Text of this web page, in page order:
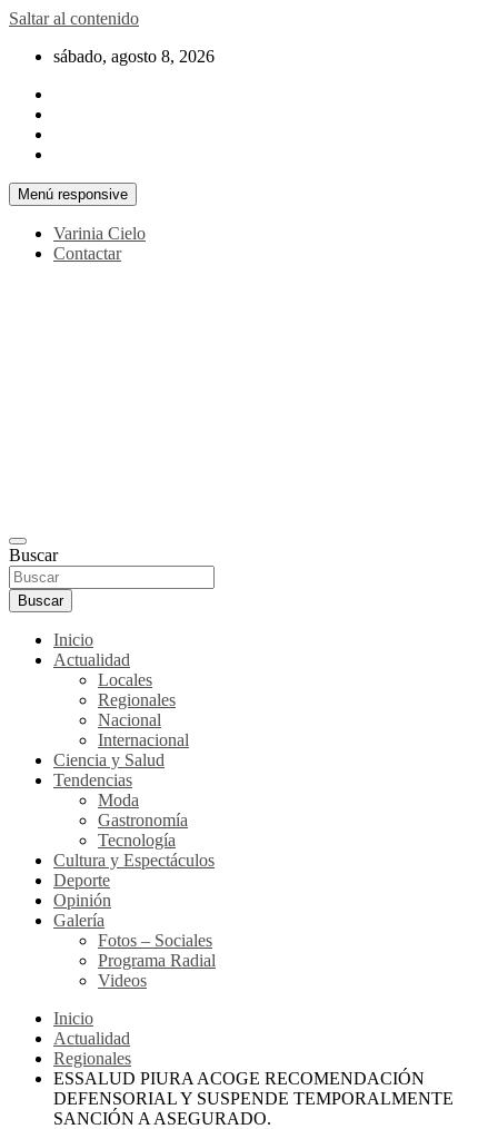
Saltar al contenido
sábado, agosto 8, 2026
Menú responsive
Varinia Cielo
Contactar
Buscar
Buscar
Inicio
Actualidad
Locales
Regionales
Nacional
Internacional
Ciencia y Salud
Tendencias
Moda
Gastronomía
Tecnología
Cultura y Espectáculos
Deporte
Opinión
Galería
Fotos – Sociales
Programa Radial
Videos
Inicio
Actualidad
Regionales
ESSALUD PIURA ACOGE RECOMENDACIÓN
DEFENSORIAL Y SUSPENDE TEMPORALMENTE
SANCIÓN A ASEGURADO.